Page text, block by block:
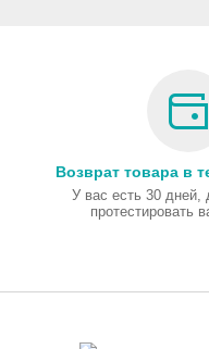
Возврат товара в
У вас есть 30 дней,
протестировать